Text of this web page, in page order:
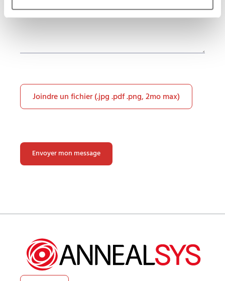
Joindre un fichier (.jpg .pdf .png, 2mo max)
ce
champ
vide.